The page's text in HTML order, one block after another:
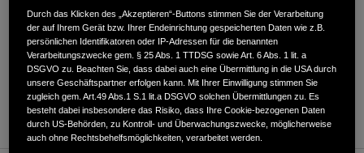
ANFAHRTSBESCHREIBUNG ANFORDERN
WEBSITE
Durch das Klicken des „Akzeptieren“-Buttons stimmen Sie der Verarbeitung
der auf Ihrem Gerät bzw. Ihrer Endeinrichtung gespeicherten Daten wie z.B.
persönlichen Identifikatoren oder IP-Adressen für die benannten
Verarbeitungszwecke gem. § 25 Abs. 1 TTDSG sowie Art. 6 Abs. 1 lit. a
DSGVO zu. Beachten Sie, dass dabei auch eine Übermittlung in die USA durch
unsere Geschäftspartner erfolgen kann. Mit Ihrer Einwilligung stimmen Sie
zugleich gem. Art.49 Abs.1 S.1 lit.a DSGVO solchen Übermittlungen zu. Es
besteht dabei insbesondere das Risiko, dass Ihre Cookie-bezogenen Daten
durch US-Behörden, zu Kontroll- und Überwachungszwecke, möglicherweise
auch ohne Rechtsbehelfsmöglichkeiten, verarbeitet werden.